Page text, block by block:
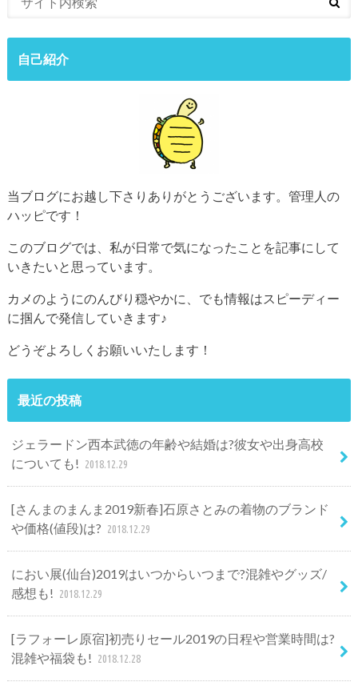
自己紹介
当ブログにお越し下さりありがとうございます。管理人の
ハッピです！
このブログでは、私が日常で気になったことを記事にして
いきたいと思っています。
カメのようにのんびり穏やかに、でも情報はスピーディー
に掴んで発信していきます♪
どうぞよろしくお願いいたします！
最近の投稿
ジェラードン西本武徳の年齢や結婚は?彼女や出身高校
についても!
2018.12.29
[さんまのまんま2019新春]石原さとみの着物のブランド
や価格(値段)は? 2018.12.29
におい展(仙台)2019はいつからいつまで?混雑やグッズ/
感想も!
2018.12.29
[ラフォーレ原宿]初売りセール2019の日程や営業時間は?
混雑や福袋も!
2018.12.28